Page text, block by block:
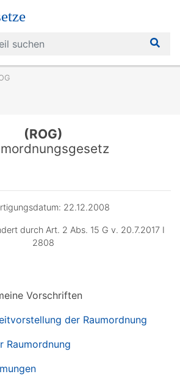
(ROG)
22.12.2008
durch Art. 2 Abs. 15 G v. 20.7.2017 I
2808
Vorschriften
der Raumordnung
Raumordnung